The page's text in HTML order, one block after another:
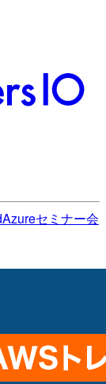
Azureセミナー会